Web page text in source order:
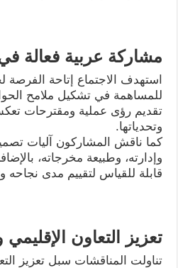
مشاركة عربية فعالة
استهدف الاجتماع إتاحة الفرصة
للمساهمة في تشكيل ملامح
تقديم رؤى عملية ومقترحات
وتحدياتها.
كما ناقش المشاركون آليات
وإدارته، وطبيعة مخرجاته،
قابلة للقياس لتقييم مدى نجاحه
تعزيز التعاون الإقليمي
تناولت المناقشات سبل تعزيز